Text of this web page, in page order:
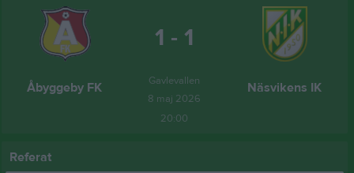
Åbyggeby FK
1 - 1
Gavlevallen
8 maj 2026
20:00
Näsvikens IK
Referat